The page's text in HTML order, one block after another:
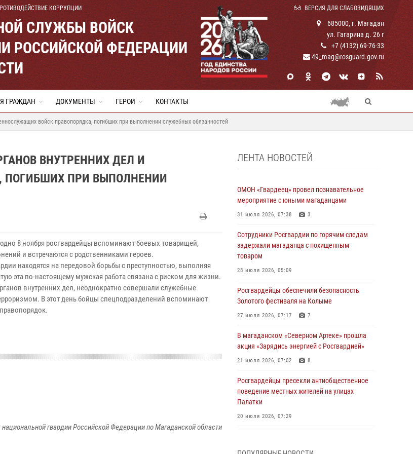
КОРРУПЦИИ ВЕРСИЯ ДЛЯ СЛАБОВИДЯЩИХ
СЛУЖБЫ ВОЙСК
РОССИЙСКОЙ ФЕДЕРАЦИИ
685000, г. Магадан
ул. Гагарина д. 26 г
+7 (4132) 69-76-33
49_mag@rosguard.gov.ru
ГРАЖДАН ДОКУМЕНТЫ ГЕРОИ КОНТАКТЫ
войск правопорядка, погибших при выполнении служебных обязанностей
ВНУТРЕННИХ ДЕЛ И
ПОГИБШИХ ПРИ ВЫПОЛНЕНИИ
8 ноября росгвардейцы вспоминают боевых товарищей,
и встречаются с родственниками героев.
находятся на передовой борьбы с преступностью, выполняя
эта по-настоящему мужская работа связана с риском для жизни.
внутренних дел, неоднократно совершали служебные
В этот день бойцы спецподразделений вспоминают
гвардии Российской Федерации по Магаданской области
ЛЕНТА НОВОСТЕЙ
ОМОН «Гвардеец» провел познавательное
мероприятие с юными магаданцами
31 июля 2026, 07:38 3
Сотрудники Росгвардии по горячим следам
задержали магаданца с похищенным
товаром
28 июля 2026, 05:09
Росгвардейцы обеспечили безопасность
Золотого фестиваля на Колыме
27 июля 2026, 07:17 7
В магаданском «Северном Артеке» прошла
акция «Зарядись энергией с Росгвардией»
21 июля 2026, 07:02 8
Росгвардейцы пресекли антиобщественное
поведение местных жителей на улицах
Палатки
20 июля 2026, 07:29